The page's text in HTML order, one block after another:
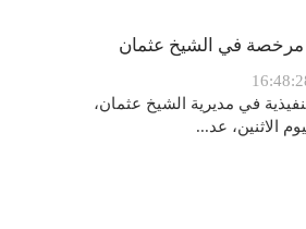
مرخصة في الشيخ عثمان
في مديرية الشيخ عثمان،
الاثنين، عد...